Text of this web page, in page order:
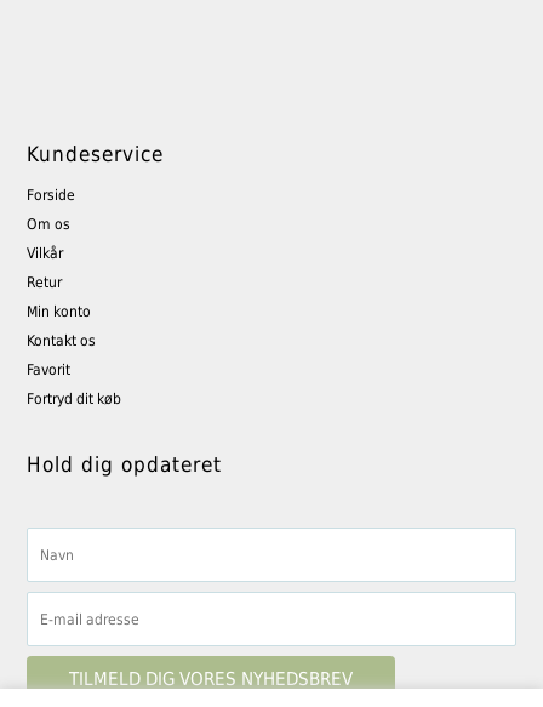
Kundeservice
Forside
Om os
Vilkår
Retur
Min konto
Kontakt os
Favorit
Fortryd dit køb
Hold dig opdateret